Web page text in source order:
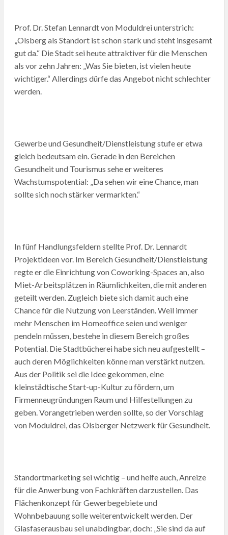
Prof. Dr. Stefan Lennardt von Moduldrei unterstrich:
„Olsberg als Standort ist schon stark und steht insgesamt
gut da.“ Die Stadt sei heute attraktiver für die Menschen
als vor zehn Jahren: „Was Sie bieten, ist vielen heute
wichtiger.“ Allerdings dürfe das Angebot nicht schlechter
werden.
Gewerbe und Gesundheit/Dienstleistung stufe er etwa
gleich bedeutsam ein. Gerade in den Bereichen
Gesundheit und Tourismus sehe er weiteres
Wachstumspotential: „Da sehen wir eine Chance, man
sollte sich noch stärker vermarkten.“
In fünf Handlungsfeldern stellte Prof. Dr. Lennardt
Projektideen vor. Im Bereich Gesundheit/Dienstleistung
regte er die Einrichtung von Coworking-Spaces an, also
Miet-Arbeitsplätzen in Räumlichkeiten, die mit anderen
geteilt werden. Zugleich biete sich damit auch eine
Chance für die Nutzung von Leerständen. Weil immer
mehr Menschen im Homeoffice seien und weniger
pendeln müssen, bestehe in diesem Bereich großes
Potential. Die Stadtbücherei habe sich neu aufgestellt –
auch deren Möglichkeiten könne man verstärkt nutzen.
Aus der Politik sei die Idee gekommen, eine
kleinstädtische Start-up-Kultur zu fördern, um
Firmenneugründungen Raum und Hilfestellungen zu
geben. Vorangetrieben werden sollte, so der Vorschlag
von Moduldrei, das Olsberger Netzwerk für Gesundheit.
Standortmarketing sei wichtig – und helfe auch, Anreize
für die Anwerbung von Fachkräften darzustellen. Das
Flächenkonzept für Gewerbegebiete und
Wohnbebauung solle weiterentwickelt werden. Der
Glasfaserausbau sei unabdingbar, doch: „Sie sind da auf